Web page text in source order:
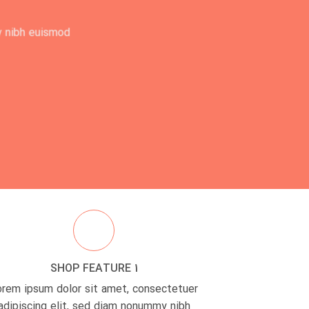
euismod
SHOP FEATURE 1
ipsum dolor sit amet, consectetuer